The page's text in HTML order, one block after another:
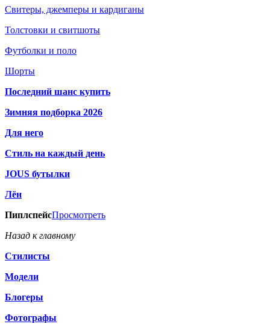
Свитеры, джемперы и кардиганы
Толстовки и свитшоты
Футболки и поло
Шорты
Последний шанс купить
Зимняя подборка 2026
Для него
Стиль на каждый день
JOUS бутылки
Лён
ПиплспейсПросмотреть
Назад к главному
Стилисты
Модели
Блогеры
Фотографы